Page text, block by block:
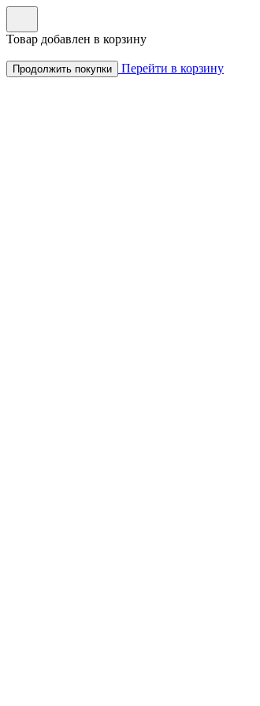
Товар добавлен в корзину
Продолжить покупки Перейти в корзину